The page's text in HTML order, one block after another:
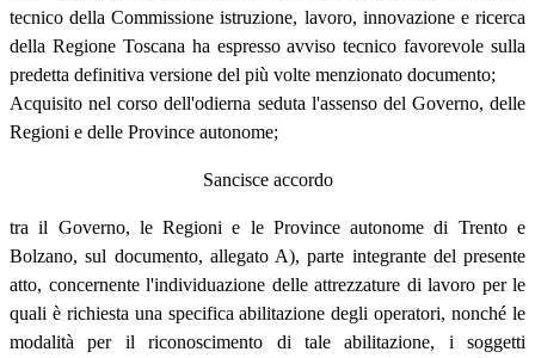
tecnico della Commissione istruzione, lavoro, innovazione e ricerca
della Regione Toscana ha espresso avviso tecnico favorevole sulla
predetta definitiva versione del più volte menzionato documento;
Acquisito nel corso dell'odierna seduta l'assenso del Governo, delle
Regioni e delle Province autonome;
Sancisce accordo
tra il Governo, le Regioni e le Province autonome di Trento e
Bolzano, sul documento, allegato A), parte integrante del presente
atto, concernente l'individuazione delle attrezzature di lavoro per le
quali è richiesta una specifica abilitazione degli operatori, nonché le
modalità per il riconoscimento di tale abilitazione, i soggetti